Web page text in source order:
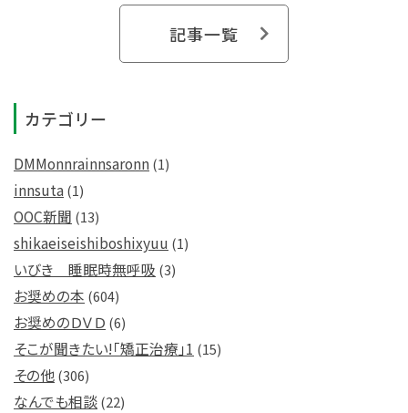
記事一覧
カテゴリー
DMMonnrainnsaronn(1)
innsuta(1)
OOC新聞 (13)
shikaeiseishiboshixyuu (1)
いびき 睡眠時無呼吸 (3)
お奨めの本 (604)
お奨めのＤＶＤ (6)
そこが聞きたい!「矯正治療」1 (15)
その他(306)
なんでも相談(22)